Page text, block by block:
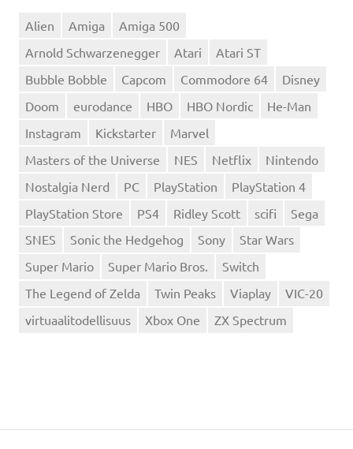
Alien Amiga
Amiga 500
Arnold Schwarzenegger
Atari
Atari ST
Bubble Bobble
Capcom Commodore 64
Disney
Doom
eurodance HBO HBO Nordic
He-Man
Instagram
Kickstarter
Marvel
Masters of the Universe
NES Netflix
Nintendo
Nostalgia Nerd
PC PlayStation
PlayStation 4
PlayStation Store
PS4 Ridley Scott scifi
Sega
SNES
Sonic the Hedgehog Sony
Star Wars
Super Mario
Super Mario Bros.
Switch
The Legend of Zelda
Twin Peaks Viaplay
VIC-20
virtuaalitodellisuus
Xbox One ZX Spectrum